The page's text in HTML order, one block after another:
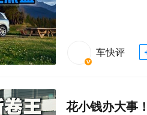
车快评
花小钱办大事